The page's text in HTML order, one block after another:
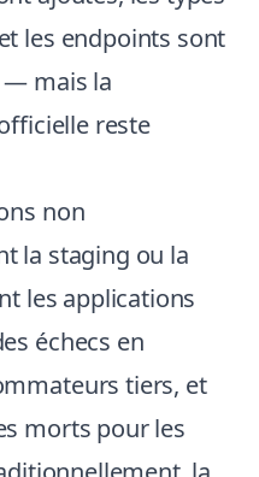
les endpoints sont
— mais la
reste
non
la staging ou la
les applications
échecs en
tiers, et
morts pour les